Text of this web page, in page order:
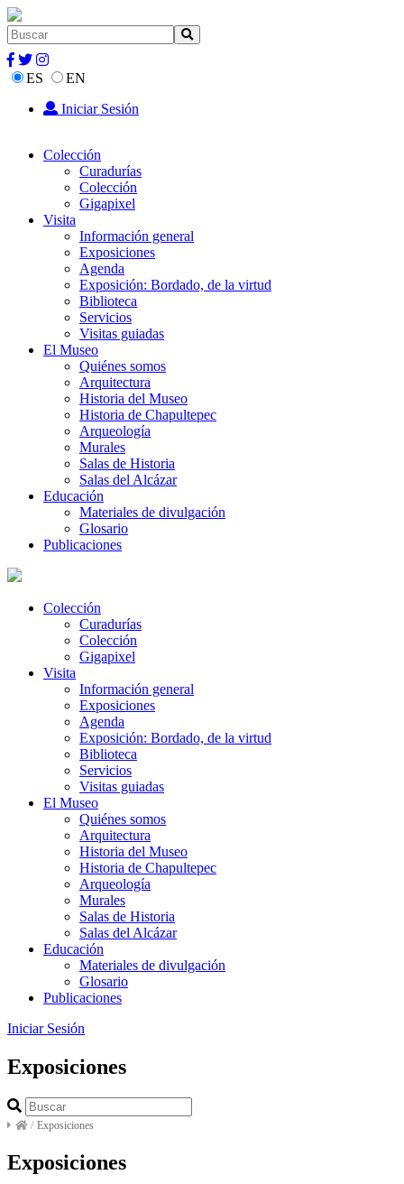
ES
EN
Iniciar Sesión
Colección
Curadurías
Colección
Gigapixel
Visita
Información general
Exposiciones
Agenda
Exposición: Bordado, de la virtud
Biblioteca
Servicios
Visitas guiadas
El Museo
Quiénes somos
Arquitectura
Historia del Museo
Historia de Chapultepec
Arqueología
Murales
Salas de Historia
Salas del Alcázar
Educación
Materiales de divulgación
Glosario
Publicaciones
Colección
Curadurías
Colección
Gigapixel
Visita
Información general
Exposiciones
Agenda
Exposición: Bordado, de la virtud
Biblioteca
Servicios
Visitas guiadas
El Museo
Quiénes somos
Arquitectura
Historia del Museo
Historia de Chapultepec
Arqueología
Murales
Salas de Historia
Salas del Alcázar
Educación
Materiales de divulgación
Glosario
Publicaciones
Iniciar Sesión
Exposiciones
/ Exposiciones
Exposiciones